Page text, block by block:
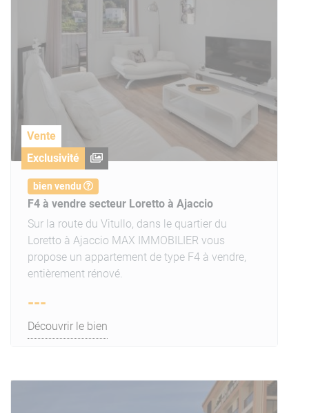
Vente
Exclusivité
bien vendu
F4 à vendre secteur Loretto à Ajaccio
Sur la route du Vitullo, dans le quartier du
Loretto à Ajaccio MAX IMMOBILIER vous
propose un appartement de type F4 à vendre,
entièrement rénové.
---
Découvrir le bien